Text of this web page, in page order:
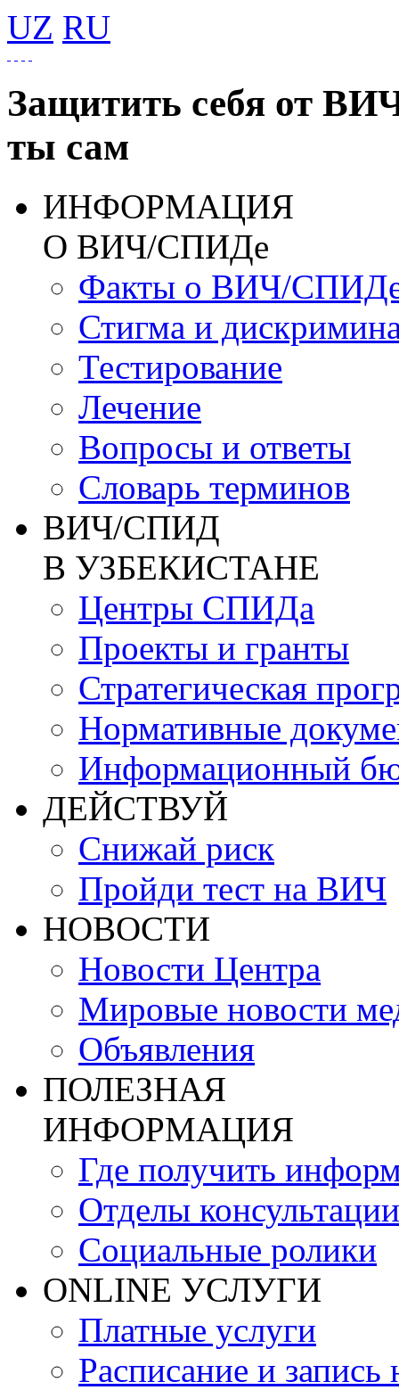
UZ RU
Защитить себя от
ты сам
ИНФОРМАЦИЯ
О ВИЧ/СПИДе
Факты о ВИЧ/
Стигма и
Тестирование
Лечение
Вопросы и ответы
Словарь терминов
ВИЧ/СПИД
В УЗБЕКИСТАНЕ
Центры СПИДа
Проекты и гранты
Стратегическая
Нормативные
Информационный
ДЕЙСТВУЙ
Снижай риск
Пройди тест на ВИЧ
НОВОСТИ
Новости Центра
Мировые новости
Объявления
ПОЛЕЗНАЯ
ИНФОРМАЦИЯ
Где получить
Отделы консультации
Социальные ролики
ONLINE УСЛУГИ
Платные услуги
Расписание и запись